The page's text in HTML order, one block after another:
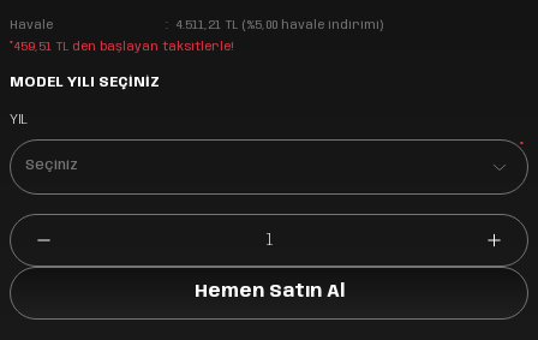
Havale
4.511,21 TL (%5,00 havale indirimi)
*459,51 TL den başlayan taksitlerle!
MODEL YILI SEÇİNİZ
YIL
*
Hemen Satın Al